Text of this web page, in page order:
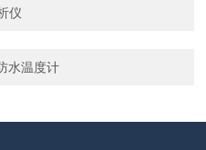
仪
水温度计